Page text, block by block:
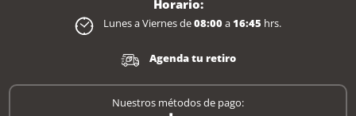
Horario:
Lunes a Viernes de08:00a16:45 hrs.
Agenda tu retiro
Nuestros métodos de pago: